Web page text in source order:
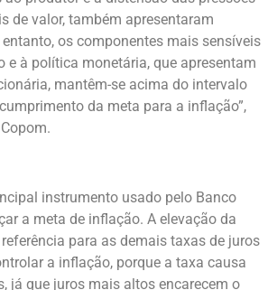
de valor, também apresentaram
os componentes mais sensíveis
e à política monetária, que apresentam
mantêm-se acima do intervalo
da meta para a inflação”,
instrumento usado pelo Banco
a meta de inflação. A elevação da
para as demais taxas de juros
a inflação, porque a taxa causa
já que juros mais altos encarecem o